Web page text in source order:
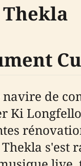
de
Ki
Thekla s'est